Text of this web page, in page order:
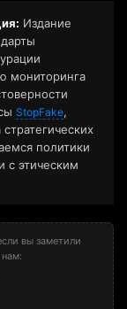
Издание
мониторинга
StopFake,
политики
с этическим
вы заметили